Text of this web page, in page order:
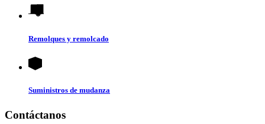
Remolques y remolcado
Suministros de mudanza
Contáctanos